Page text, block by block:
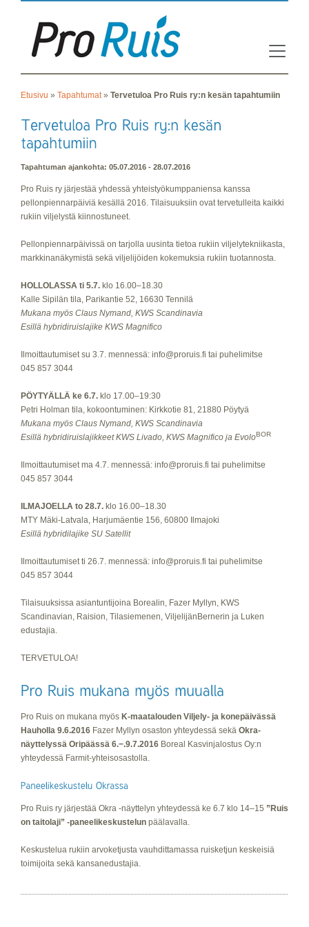
Etusivu » Tapahtumat» Tervetuloa Pro Ruis ry:n kesän tapahtumiin
Tapahtuman ajankohta: 05.07.2016 - 28.07.2016
Pro Ruis ry järjestää yhdessä yhteistyökumppaniensa kanssa
pellonpiennarpäiviä kesällä 2016. Tilaisuuksiin ovat tervetulleita kaikki
rukiin viljelystä kiinnostuneet.
Pellonpiennarpäivissä on tarjolla uusinta tietoa rukiin viljelytekniikasta,
markkinanäkymistä sekä viljelijöiden kokemuksia rukiin tuotannosta.
HOLLOLASSA ti 5.7. klo 16.00–18.30
Kalle Sipilän tila, Parikantie 52, 16630 Tennilä
Mukana myös Claus Nymand, KWS Scandinavia
Esillä hybridiruislajike KWS Magnifico
Ilmoittautumiset su 3.7. mennessä: info@proruis.fi tai puhelimitse
045 857 3044
PÖYTYÄLLÄ ke 6.7. klo 17.00–19:30
Petri Holman tila, kokoontuminen: Kirkkotie 81, 21880 Pöytyä
Mukana myös Claus Nymand, KWS Scandinavia
Esillä hybridiruislajikkeet KWS Livado, KWS Magnifico ja EvoloBOR
Ilmoittautumiset ma 4.7. mennessä: info@proruis.fi tai puhelimitse
045 857 3044
ILMAJOELLA to 28.7. klo 16.00–18.30
MTY Mäki-Latvala, Harjumäentie 156, 60800 Ilmajoki
Esillä hybridilajike SU Satellit
Ilmoittautumiset ti 26.7. mennessä: info@proruis.fi tai puhelimitse
045 857 3044
Tilaisuuksissa asiantuntijoina Borealin, Fazer Myllyn, KWS
Scandinavian, Raision, Tilasiemenen, ViljelijänBernerin ja Luken
edustajia.
TERVETULOA!
Pro Ruis on mukana myös K-maatalouden Viljely- ja konepäivässä
Hauholla 9.6.2016 Fazer Myllyn osaston yhteydessä sekä Okra-
näyttelyssä Oripäässä 6.−.9.7.2016 Boreal Kasvinjalostus Oy:n
yhteydessä Farmit-yhteisosastolla.
Pro Ruis ry järjestää Okra -näyttelyn yhteydessä ke 6.7 klo 14–15 ”Ruis
on taitolaji” -paneelikeskustelun päälavalla.
Keskustelua rukiin arvoketjusta vauhdittamassa ruisketjun keskeisiä
toimijoita sekä kansanedustajia.